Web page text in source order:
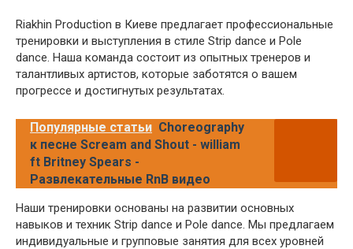
Riakhin Production в Киеве предлагает профессиональные
тренировки и выступления в стиле Strip dance и Pole
dance. Наша команда состоит из опытных тренеров и
талантливых артистов, которые заботятся о вашем
прогрессе и достигнутых результатах.
Популярные статьи Choreography
к песне Scream and Shout - william
ft Britney Spears -
Развлекательные RnB видео
Наши тренировки основаны на развитии основных
навыков и техник Strip dance и Pole dance. Мы предлагаем
индивидуальные и групповые занятия для всех уровней